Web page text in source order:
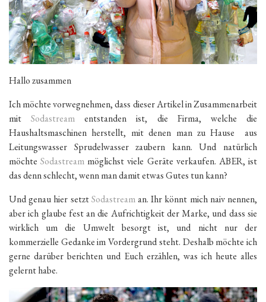
Hallo zusammen
Ich möchte vorwegnehmen, dass dieser Artikel in Zusammenarbeit
mitSodastream entstanden ist, die Firma, welche die
Haushaltsmaschinen herstellt, mit denen man zu Hause aus
Leitungswasser Sprudelwasser zaubern kann. Und natürlich
möchteSodastream möglichst viele Geräte verkaufen. ABER, ist
das denn schlecht, wenn man damit etwas Gutes tun kann?
Und genau hier setztSodastreaman. Ihr könnt mich naiv nennen,
aber ich glaube fest an die Aufrichtigkeit der Marke, und dass sie
wirklich um die Umwelt besorgt ist, und nicht nur der
kommerzielle Gedanke im Vordergrund steht. Deshalb möchte ich
gerne darüber berichten und Euch erzählen, was ich heute alles
gelernt habe.